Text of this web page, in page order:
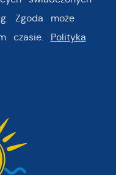
Zgoda może
czasie. Polityka